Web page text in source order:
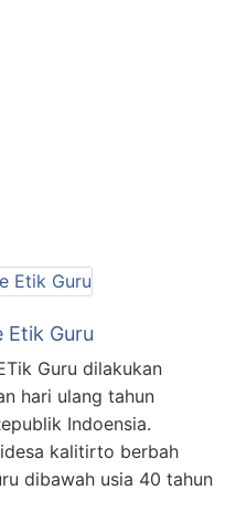
Etik Guru
Guru dilakukan
hari ulang tahun
Indoensia.
kalitirto berbah
dibawah usia 40 tahun